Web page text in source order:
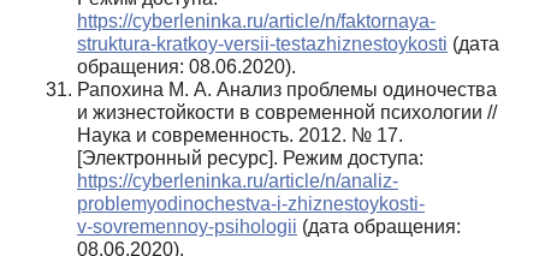
https://cyberleninka.ru/article/n/faktornaya-
struktura-kratkoy-versii-testazhiznestoykosti (дата
обращения: 08.06.2020).
Рапохина М. А. Анализ проблемы одиночества
и жизнестойкости в современной психологии //
Наука и современность. 2012. № 17.
[Электронный ресурс]. Режим доступа:
https://cyberleninka.ru/article/n/analiz-
problemyodinochestva-i‑zhiznestoykosti-
v‑sovremennoy-psihologii (дата обращения:
08.06.2020).